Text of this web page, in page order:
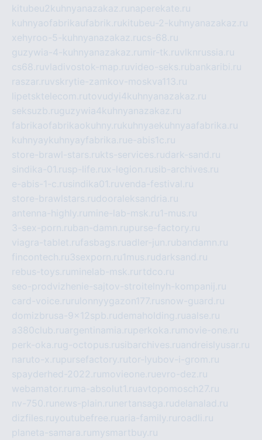
kitubeu2kuhnyanazakaz.ru naperekate.ru
kuhnyaofabrikaufabrik.rukitubeu-2-kuhnyanazakaz.ru
xehyroo-5-kuhnyanazakaz.rucs-68.ru
guzywia-4-kuhnyanazakaz.ru mir-tk.ruvlknrussia.ru
cs68.ruvladivostok-map.ruvideo-seks.rubankaribi.ru
raszar.ruvskrytie-zamkov-moskva113.ru
lipetsktelecom.rutovudyi4kuhnyanazakaz.ru
seksuzb.ruguzywia4kuhnyanazakaz.ru
fabrikaofabrikaokuhny.rukuhnyaekuhnyaafabrika.ru
kuhnyaykuhnyayfabrika.rue-abis1c.ru
store-brawl-stars.rukts-services.rudark-sand.ru
sindika-01.rusp-life.rux-legion.rusib-archives.ru
e-abis-1-c.rusindika01.ruvenda-festival.ru
store-brawlstars.rudooraleksandria.ru
antenna-highly.ru mine-lab-msk.ru1-mus.ru
3-sex-porn.ruban-damn.rupurse-factory.ru
viagra-tablet.rufasbags.ruadler-jun.rubandamn.ru
fincontech.ru3sexporn.ru1mus.rudarksand.ru
rebus-toys.ru minelab-msk.ru rtdco.ru
seo-prodvizhenie-sajtov-stroitelnyh-kompanij.ru
card-voice.ru rulonnyygazon177.rusnow-guard.ru
domizbrusa-9x12spb.rudemaholding.ruaalse.ru
a380club.ruargentinamia.ruperkoka.ru movie-one.ru
perk-oka.rug-octopus.rusibarchives.ruandreislyusar.ru
naruto-x.rupursefactory.rutor-lyubov-i-grom.ru
spayderhed-2022.ru movieone.ruevro-dez.ru
webamator.ru ma-absolut1.ruavtopomosch27.ru
nv-750.ru news-plain.ru nertansaga.rudelanalad.ru
dizfiles.ruyoutubefree.ruaria-family.ru roadli.ru
planeta-samara.ru mysmartbuy.ru